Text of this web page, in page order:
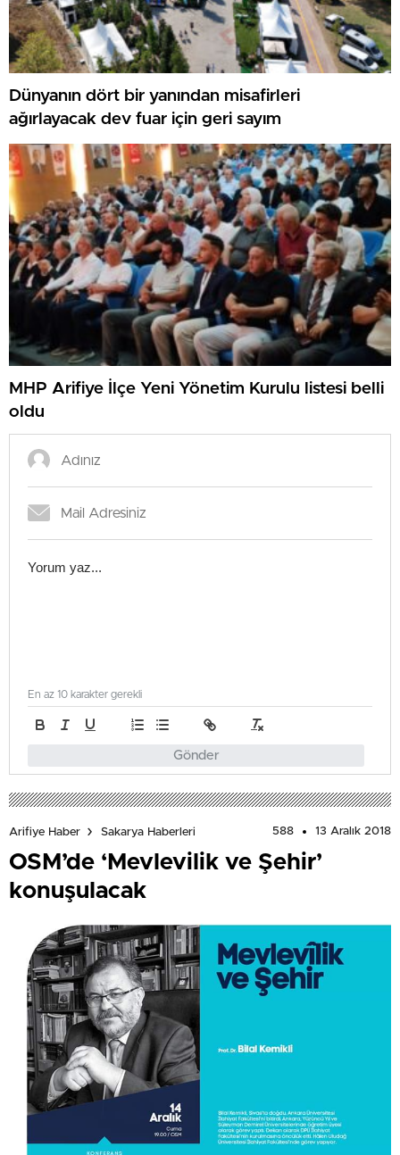
Dünyanın dört bir yanından misafirleri
ağırlayacak dev fuar için geri sayım
MHP Arifiye İlçe Yeni Yönetim Kurulu listesi belli
oldu
Gönder
En az 10 karakter gerekli
Arifiye Haber Sakarya Haberleri 588 13 Aralık 2018
OSM’de ‘Mevlevilik ve Şehir’
konuşulacak